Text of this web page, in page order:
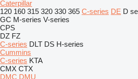
Caterpillar
120 160 315 320 330 365 C-series DE D
GC M-series V-series
CPS
DZ FZ
C-series DLT DS H-series
Cummins
C-series KTA
CMX CTX
DMC DMU